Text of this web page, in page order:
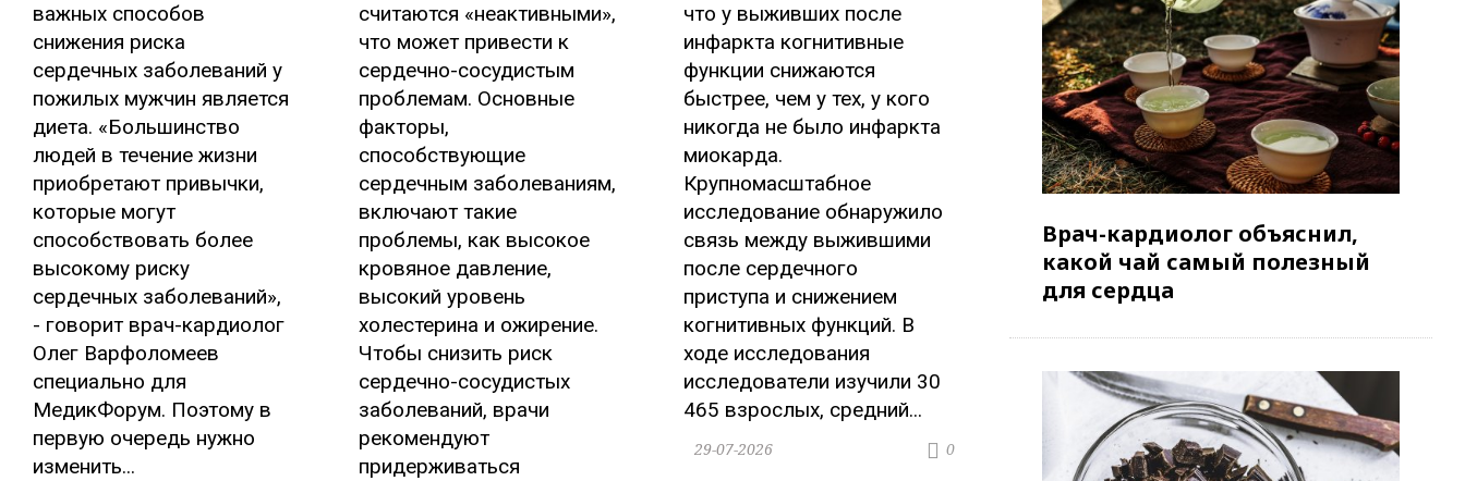
важных способов
снижения риска
сердечных заболеваний у
пожилых мужчин является
диета. «Большинство
людей в течение жизни
приобретают привычки,
которые могут
способствовать более
высокому риску
сердечных заболеваний»,
- говорит врач-кардиолог
Олег Варфоломеев
специально для
МедикФорум. Поэтому в
первую очередь нужно
изменить...
считаются «неактивными»,
что может привести к
сердечно-сосудистым
проблемам. Основные
факторы,
способствующие
сердечным заболеваниям,
включают такие
проблемы, как высокое
кровяное давление,
высокий уровень
холестерина и ожирение.
Чтобы снизить риск
сердечно-сосудистых
заболеваний, врачи
рекомендуют
придерживаться
что у выживших после
инфаркта когнитивные
функции снижаются
быстрее, чем у тех, у кого
никогда не было инфаркта
миокарда.
Крупномасштабное
исследование обнаружило
связь между выжившими
после сердечного
приступа и снижением
когнитивных функций. В
ходе исследования
исследователи изучили 30
465 взрослых, средний...
0
29-07-2026
Врач-кардиолог объяснил,
какой чай самый полезный
для сердца